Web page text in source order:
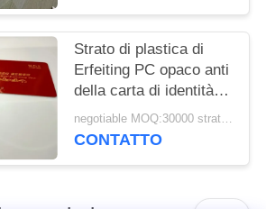
Strato di plastica di
Erfeiting PC opaco anti
della carta di identità
del leggero 50mpa A3 negotiable MOQ:30000 strati o 2 tonnellate
CONTATTO